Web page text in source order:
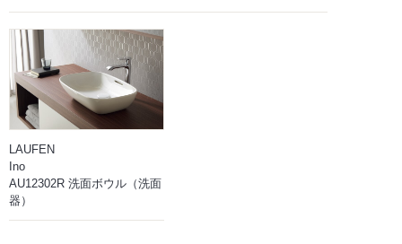
LAUFEN
Ino
AU12302R 洗面ボウル（洗面
器）